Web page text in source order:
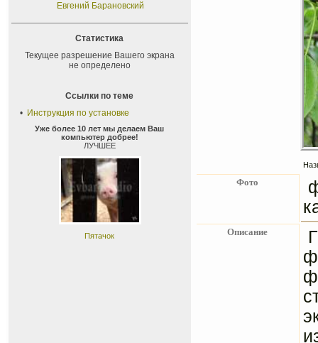
Евгений Барановский
Статистика
Текущее разрешение Вашего экрана
не определено
Ссылки по теме
• Инструкция по установке
Уже более 10 лет мы делаем Ваш
компьютер добрее!
ЛУЧШЕЕ
Пятачок
Фото
Описание